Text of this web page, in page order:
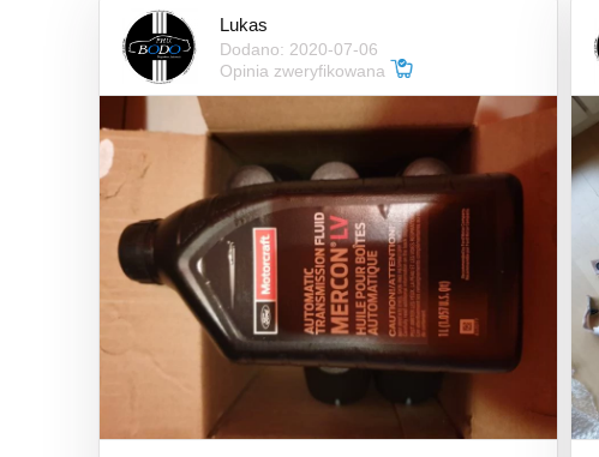
Lukas
Dodano: 2020-07-06
Opinia zweryfikowana